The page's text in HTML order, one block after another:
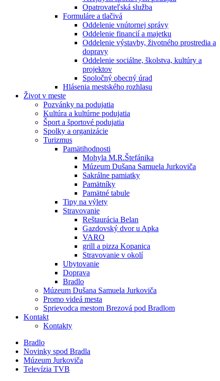
Opatrovateľská služba
Formuláre a tlačivá
Oddelenie vnútornej správy
Oddelenie financií a majetku
Oddelenie výstavby, životného prostredia a
dopravy
Oddelenie sociálne, školstva, kultúry a
projektov
Spoločný obecný úrad
Hlásenia mestského rozhlasu
Život v meste
Pozvánky na podujatia
Kultúra a kultúrne podujatia
Šport a športové podujatia
Spolky a organizácie
Turizmus
Pamätihodnosti
Mohyla M.R.Štefánika
Múzeum Dušana Samuela Jurkoviča
Sakrálne pamiatky
Pamätníky
Pamätné tabule
Tipy na výlety
Stravovanie
Reštaurácia Belan
Gazdovský dvor u Apka
VARO
grill a pizza Kopanica
Stravovanie v okolí
Ubytovanie
Doprava
Bradlo
Múzeum Dušana Samuela Jurkoviča
Promo videá mesta
Sprievodca mestom Brezová pod Bradlom
Kontakt
Kontakty
Bradlo
Novinky spod Bradla
Múzeum Jurkoviča
Televízia TVB